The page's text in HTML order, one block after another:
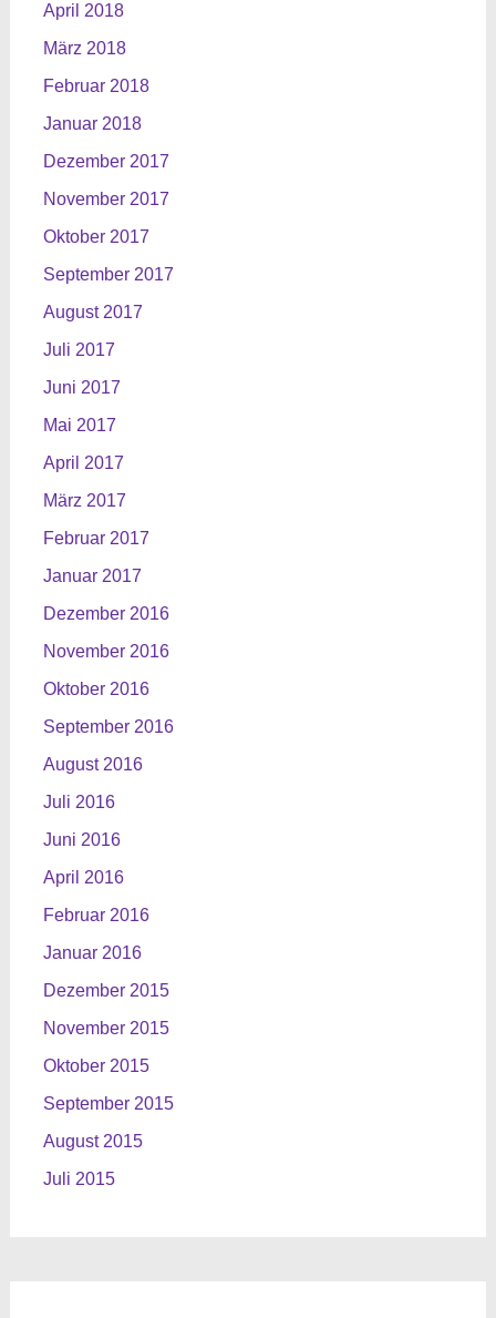
April 2018
März 2018
Februar 2018
Januar 2018
Dezember 2017
November 2017
Oktober 2017
September 2017
August 2017
Juli 2017
Juni 2017
Mai 2017
April 2017
März 2017
Februar 2017
Januar 2017
Dezember 2016
November 2016
Oktober 2016
September 2016
August 2016
Juli 2016
Juni 2016
April 2016
Februar 2016
Januar 2016
Dezember 2015
November 2015
Oktober 2015
September 2015
August 2015
Juli 2015